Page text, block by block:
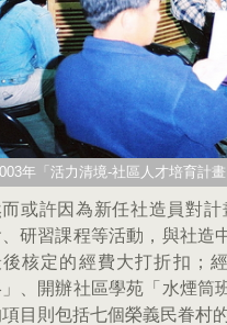
年「活力清境-社區人才培育計
或許因為新任社造員對
研習課程等活動，與社造
後核定的經費大打折扣；
、開辦社區學苑「水煙筒
目則包括七個榮義民眷村